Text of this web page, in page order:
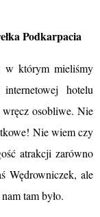
Podkarpacia
w którym mieliśmy
hotelu
wręcz osobliwe. Nie
Nie wiem czy
atrakcji zarówno
Wędrowniczek, ale
tam było.